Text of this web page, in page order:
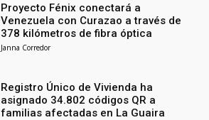
Proyecto Fénix conectará a
Venezuela con Curazao a través de
378 kilómetros de fibra óptica
Janna Corredor
Registro Único de Vivienda ha
asignado 34.802 códigos QR a
familias afectadas en La Guaira